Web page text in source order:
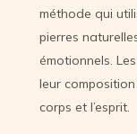
méthode qui
pierres
émotionnels.
leur
corps et l’esprit.